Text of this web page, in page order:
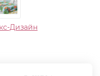
Дизайн